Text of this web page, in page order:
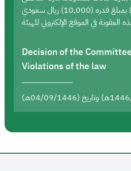
Decision of the
Violations of the law